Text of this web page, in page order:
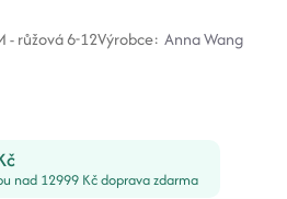
- růžová 6-12Výrobce: Anna Wang
nad 12999 Kč doprava zdarma